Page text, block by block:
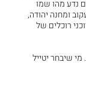
נדע מהו שמו
ומחנה יהודה,
רוכלים של
שיבחר יטייל